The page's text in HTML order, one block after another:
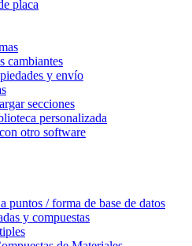
placa
cambiantes
y envío
secciones
personalizada
otro software
puntos / forma de base de datos
y compuestas